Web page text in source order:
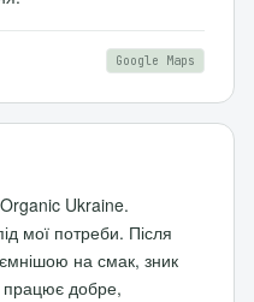
Google Maps
Ukraine.
мої потреби. Після
на смак, зник
працює добре,